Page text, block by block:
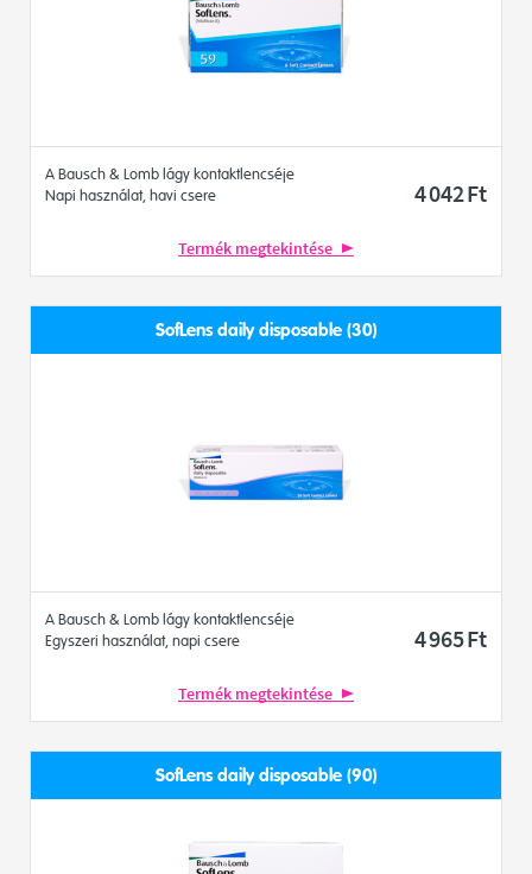
A Bausch & Lomb lágy kontaktlencséje
Napi használat, havi csere
4 042Ft
Termék megtekintése
SofLens daily disposable (30)
A Bausch & Lomb lágy kontaktlencséje
Egyszeri használat, napi csere
4 965Ft
Termék megtekintése
SofLens daily disposable (90)